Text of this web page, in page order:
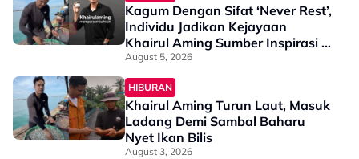
Kagum Dengan Sifat ‘Never Rest’,
Individu Jadikan Kejayaan
Khairul Aming Sumber Inspirasi -
“So Proud To See His Progress”
August 5, 2026
HIBURAN
Khairul Aming Turun Laut, Masuk
Ladang Demi Sambal Baharu
Nyet Ikan Bilis
August 3, 2026